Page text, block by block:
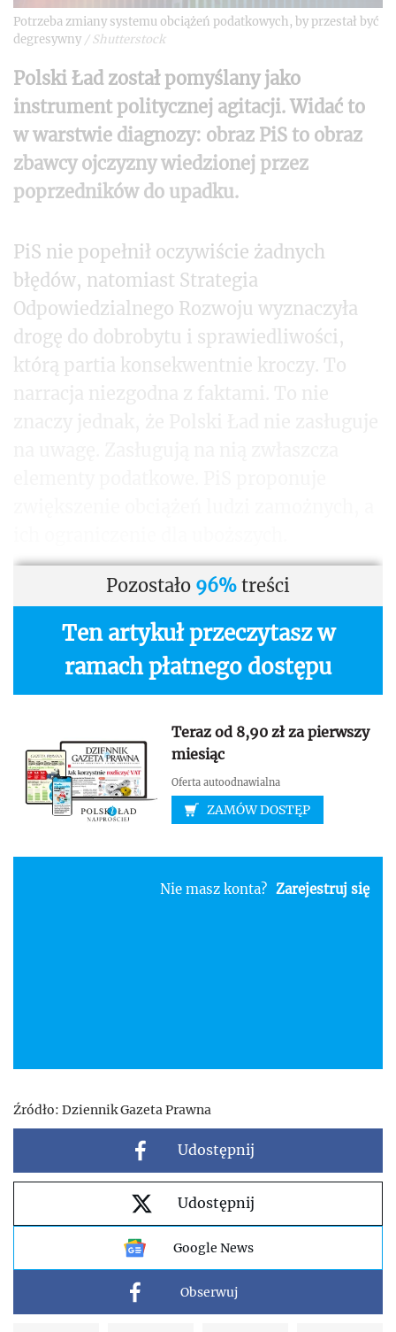
Potrzeba zmiany systemu obciążeń podatkowych, by przestał być
degresywny / Shutterstock
Polski Ład został pomyślany jako
instrument politycznej agitacji. Widać to
w warstwie diagnozy: obraz PiS to obraz
zbawcy ojczyzny wiedzionej przez
poprzedników do upadku.
PiS nie popełnił oczywiście żadnych
błędów, natomiast Strategia
Odpowiedzialnego Rozwoju wyznaczyła
drogę do dobrobytu i sprawiedliwości,
którą partia konsekwentnie kroczy. To
Pozostało 96% treści
Ten artykuł przeczytasz w
ramach płatnego dostępu
Teraz od 8,90 zł za pierwszy
miesiąc
Oferta autoodnawialna
ZAMÓW DOSTĘP
Nie masz konta? Zarejestruj się
Źródło: Dziennik Gazeta Prawna
Udostępnij
Udostępnij
Google News
Obserwuj